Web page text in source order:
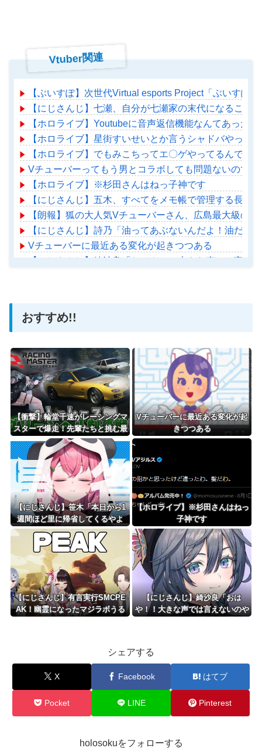
Vtuber関連
【ぶいすぽ】次世代Virtual esports Project「ぶいすぽ
【にじさんじ】七瀬、自分が七瀬家の末代になること
【ホロライブ】Youtubeに音声返信機能なんてあったの
【ホロライブ】星街すいせいとか言うシャドバやっ
【ホロライブ】でもみこちってエ〇ゲやってるんで
Vチューバーってもう男とコラボしても問題ないのでは
【ホロライブ】※杉田さんはねっ子神です
【にじさんじ】五木、すべてをメモ帳で管理する長
【朗報】狐の大人気Vチューバーさん、広島最大級の
【にじさんじ】詩乃「油ってあぶないんだよ！油だけ
Vチューバーに最近ある変化が起きつつある
【にじさんじ】綺沙良「おはや！！大きな声では言え
おすすめ!!
【衝撃】輪堂千速がレーシングマ
スターで爆走！先輩たちと挑む最
高に熱いレースの全貌とは？
「夏色まつり 姫森ルーナ 雪花ラ
ミィ 」
Vチューバーに最近ある変化が起
きつつある
【にじさんじ】笹木「本日から1
週間ほど里に帰省してくるやよ
～。久々に京都満喫してくる
っ！」
【ホロライブ】※杉田さんはねっ
子神です
【にじさんじ】有言実行SMCPE
AK！幽霊になったマジラボうる
【にじさんじ】綺沙良「おは
や！！大きな声では言えないのや
シェアする
X Facebook はてブ
Pocket LINE Pinterest
holosokuをフォローする